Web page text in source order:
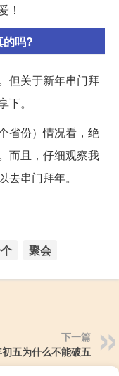
！
的吗?
但关于新年串门拜
。
省份）情况看，绝
而且，仔细观察我
串门拜年。
聚会
下一篇
初五为什么不能破五